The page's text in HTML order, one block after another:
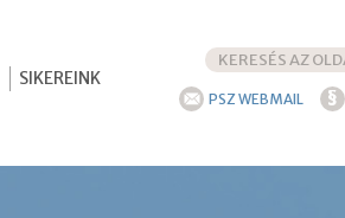
SIKEREINK
PSZ WEBMAIL §